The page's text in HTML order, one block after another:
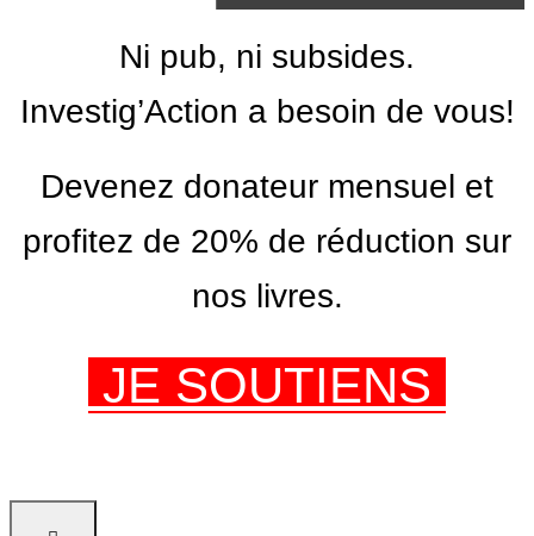
Ni pub, ni subsides.
Investig’Action a besoin de vous!
Devenez donateur mensuel et
profitez de 20% de réduction sur
nos livres.
JE SOUTIENS